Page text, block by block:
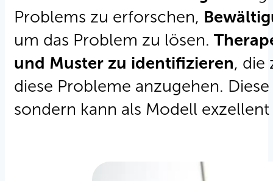
Problems zu erforschen,
um das Problem zu lösen.
und Muster zu identifizieren, die
diese Probleme anzugehen.
sondern kann als Modell